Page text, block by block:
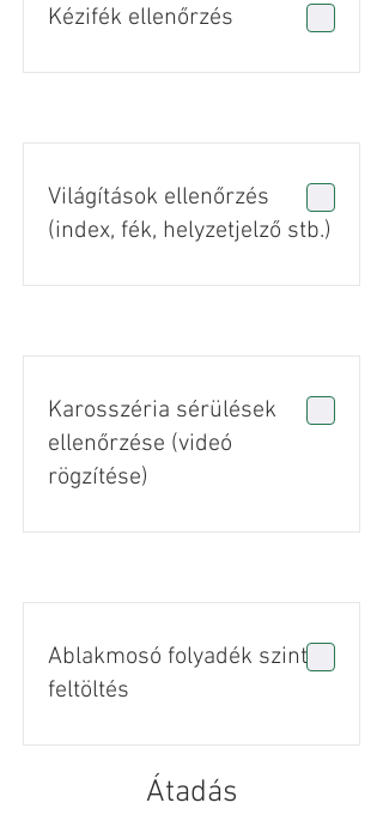
Kézifék ellenőrzés
Világítások ellenőrzés
(index, fék, helyzetjelző stb.)
Karosszéria sérülések
ellenőrzése (videó
rögzítése)
Ablakmosó folyadék szint
feltöltés
Átadás